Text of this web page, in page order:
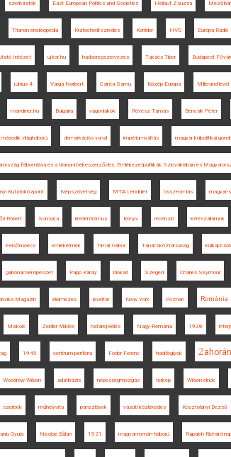
szerb iratok East European Politics and Societies Heilauf Zsuzsa
Trianon enciklopédia Kratochwill ezredes Korridor HVG Európa Rádió
Intézet ujkor.hu hadseregszervezés Takács Tibor Budapest
június 4. Varga Norbert Csinta Samu Közép-Európa Millerand-levél
mandiner.hu Bulgária vagonlakók Révész Tamás Bencsik Péter
második világháború demarkációs vonal impériumváltás magyar külpolitikai
felbomlása és a trianoni békeszerződés. Emlékezetpolitikák Szlovákiában és
Kutatóközpont Népszövetség MTA Lendület összeomlás magyar-
Róbert Somorja irredentizmus Könyv recenzió kérészállamok
Felsőmoécs emlékérmék Timár Gábor Tanácsköztársaság
gabonacsempészet Papp Károly blokád Szeged Charles Seymour
Magazin élelmezés levéltár New York Poznan Románia
Miskolc Zeidler Miklós határkijelölés Nagy-Románia 1938
1945 centrum-periféria Fodor Ferenc hadifoglyok
Woodrow Wilson adatbázis népességmozgás térkép Wilson elnök
szerbek műhelyvita pánszlávok vasúti közlekedés Kosztolányi Dezső
Gyula Nicolae Bălan 1921 magyar-román háború Rapaich Richárd